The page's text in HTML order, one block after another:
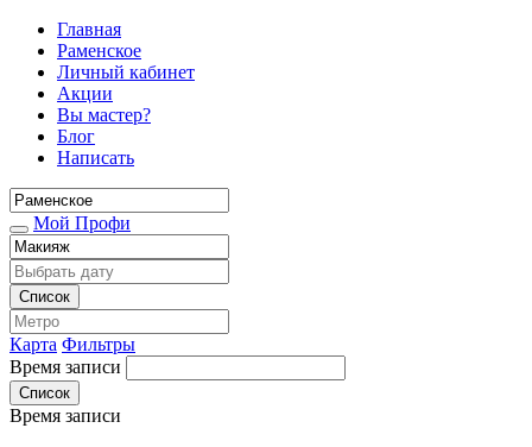
Главная
Раменское
Личный кабинет
Акции
Вы мастер?
Блог
Написать
Мой Профи
Список
Карта Фильтры
Время записи
Список
Время записи